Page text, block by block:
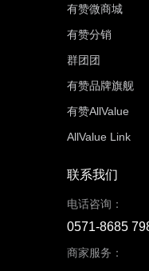
有赞微商城
有赞分销
群团团
有赞品牌旗舰
有赞AllValue
AllValue Link
联系我们
电话咨询：
0571-8685
商家服务：